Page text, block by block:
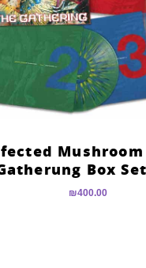
Mushroom
Box
₪400.00